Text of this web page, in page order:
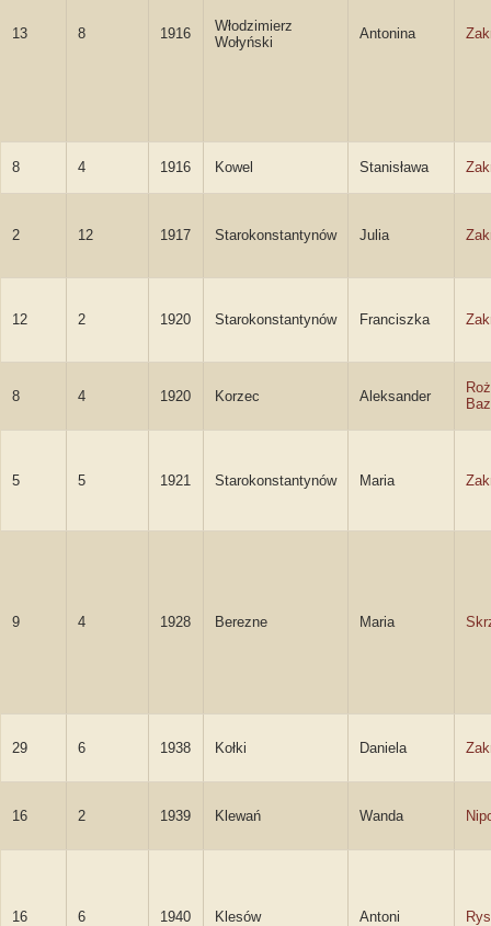
13 8 1916
Włodzimierz
Wołyński
Antonina
8 4 1916 Kowel Stanisława
2 12 1917 Starokonstantynów Julia
12 2 1920 Starokonstantynów Franciszka
8 4 1920 Korzec Aleksander
5 5 1921 Starokonstantynów Maria
9 4 1928 Berezne Maria
29 6 1938 Kołki Daniela
16 2 1939 Klewań Wanda
16 6 1940 Klesów Antoni